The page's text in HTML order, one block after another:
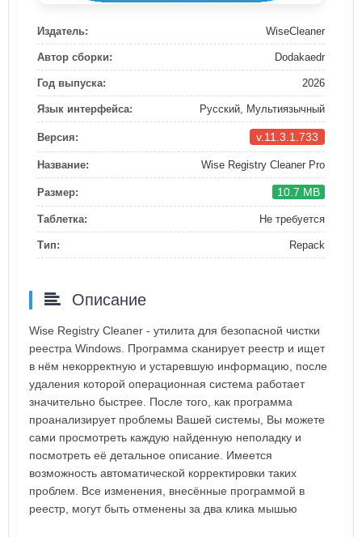
Издатель: WiseCleaner
Автор сборки: Dodakaedr
Год выпуска: 2026
Язык интерфейса: Русский, Мультиязычный
Версия: v.11.3.1.733
Название: Wise Registry Cleaner Pro
Размер: 10.7 MB
Таблетка: Не требуется
Тип: Repack
Описание
Wise Registry Cleaner - утилита для безопасной чистки
реестра Windows. Программа сканирует реестр и ищет
в нём некорректную и устаревшую информацию, после
удаления которой операционная система работает
значительно быстрее. После того, как программа
проанализирует проблемы Вашей системы, Вы можете
сами просмотреть каждую найденную неполадку и
посмотреть её детальное описание. Имеется
возможность автоматической корректировки таких
проблем. Все изменения, внесённые программой в
реестр, могут быть отменены за два клика мышью